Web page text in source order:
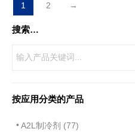
搜索…
按应用分类的产品
A2L制冷剂 (77)
1 2 →